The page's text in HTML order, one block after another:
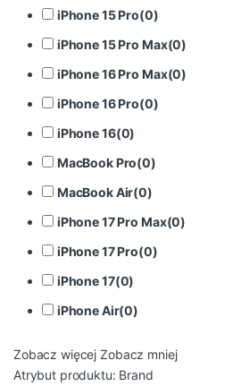
iPhone 15 Pro(0)
iPhone 15 Pro Max(0)
iPhone 16 Pro Max(0)
iPhone 16 Pro(0)
iPhone 16(0)
MacBook Pro(0)
MacBook Air(0)
iPhone 17 Pro Max(0)
iPhone 17 Pro(0)
iPhone 17(0)
iPhone Air(0)
Zobacz więcej Zobacz mniej
Atrybut produktu: Brand